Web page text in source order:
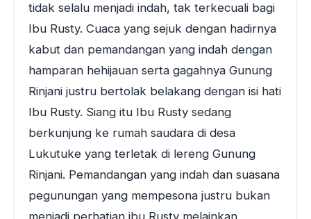
tidak selalu menjadi indah, tak terkecuali bagi
Ibu Rusty. Cuaca yang sejuk dengan hadirnya
kabut dan pemandangan yang indah dengan
hamparan hehijauan serta gagahnya Gunung
Rinjani justru bertolak belakang dengan isi hati
Ibu Rusty. Siang itu Ibu Rusty sedang
berkunjung ke rumah saudara di desa
Lukutuke yang terletak di lereng Gunung
Rinjani. Pemandangan yang indah dan suasana
pegunungan yang mempesona justru bukan
menjadi perhatian ibu Rusty melainkan